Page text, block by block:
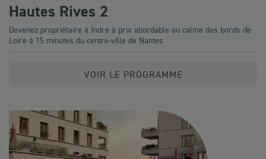
Hautes Rives 2
Devenez propriétaire à Indre à prix abordable au calme des bords de
Loire à 15 minutes du centre-ville de Nantes
VOIR LE PROGRAMME